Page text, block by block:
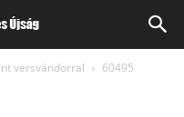
versvándorral 60495